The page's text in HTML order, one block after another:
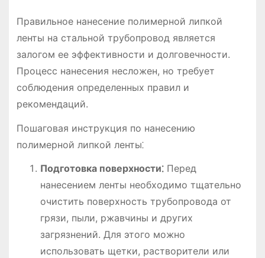
Правильное нанесение полимерной липкой
ленты на стальной трубопровод является
залогом ее эффективности и долговечности.
Процесс нанесения несложен, но требует
соблюдения определенных правил и
рекомендаций.
Пошаговая инструкция по нанесению
полимерной липкой ленты⁚
Подготовка поверхности⁚Перед
нанесением ленты необходимо тщательно
очистить поверхность трубопровода от
грязи, пыли, ржавчины и других
загрязнений. Для этого можно
использовать щетки, растворители или